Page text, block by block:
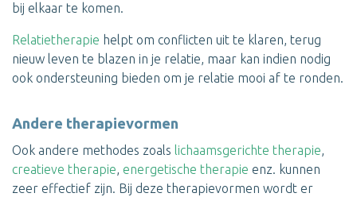
bij elkaar te komen.
Relatietherapie helpt om conflicten uit te klaren, terug
nieuw leven te blazen in je relatie, maar kan indien nodig
ook ondersteuning bieden om je relatie mooi af te ronden.
Andere therapievormen
Ook andere methodes zoals lichaamsgerichte therapie,
creatieve therapie, energetische therapie enz. kunnen
zeer effectief zijn. Bij deze therapievormen wordt er